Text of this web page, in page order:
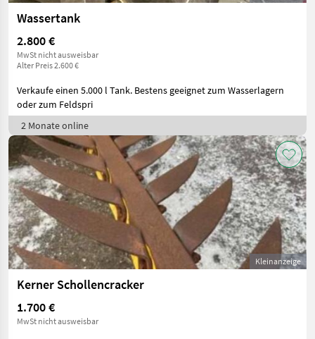
Wassertank
2.800 €
MwSt nicht ausweisbar
Alter Preis 2.600 €
Verkaufe einen 5.000 l Tank. Bestens geeignet zum Wasserlagern
oder zum Feldspri
2 Monate online
Kleinanzeige
Kerner Schollencracker
1.700 €
MwSt nicht ausweisbar